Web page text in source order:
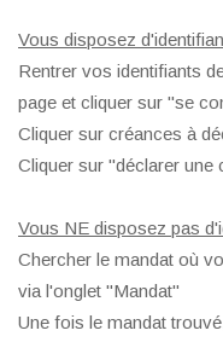
Vous disposez
Rentrer vos identifiants
page et cliquer sur "se
Cliquer sur créances à
Cliquer sur "déclarer une
Vous NE disposez pas
Chercher le mandat où
via l'onglet "Mandat"
Une fois le mandat